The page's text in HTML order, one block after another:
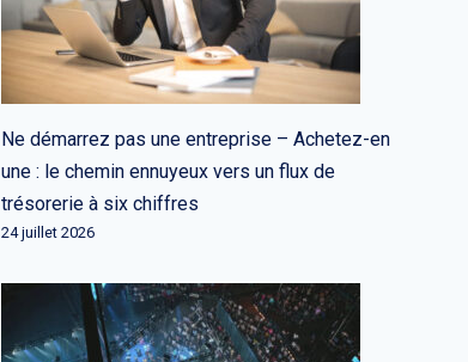
Ne démarrez pas une entreprise – Achetez-en
une : le chemin ennuyeux vers un flux de
trésorerie à six chiffres
24 juillet 2026